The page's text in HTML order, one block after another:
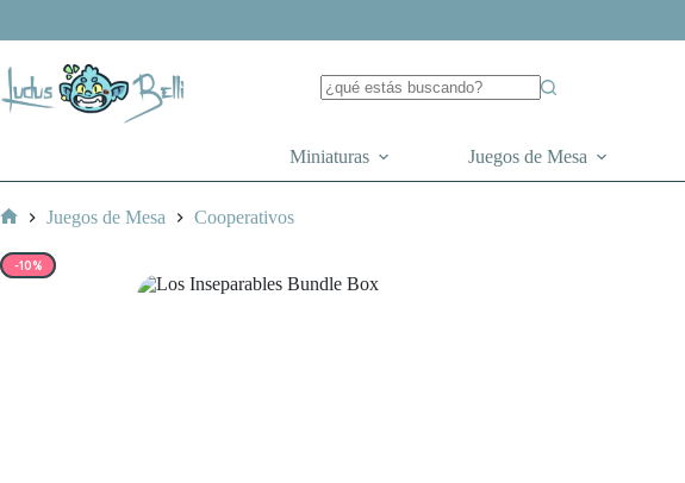
Miniaturas Juegos de Mesa
Juegos de Mesa Cooperativos
-10%